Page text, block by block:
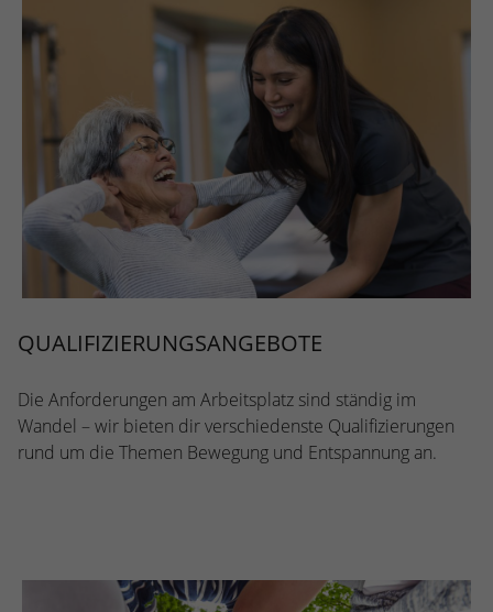
QUALIFIZIERUNGSANGEBOTE
Die Anforderungen am Arbeitsplatz sind ständig im
Wandel – wir bieten dir verschiedenste Qualifizierungen
rund um die Themen Bewegung und Entspannung an.